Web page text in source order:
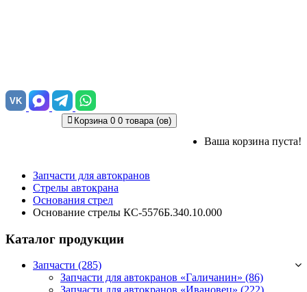
VK
Корзина 0 0 товара (ов)
Ваша корзина пуста!
Запчасти для автокранов
Стрелы автокрана
Основания стрел
Основание стрелы КС-5576Б.340.10.000
Каталог продукции
Запчасти (285)
Запчасти для автокранов «Галичанин» (86)